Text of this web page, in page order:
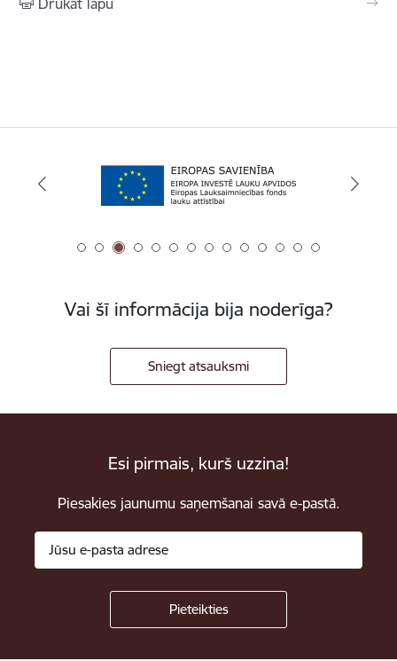
Vai šī informācija bija noderīga?
Sniegt atsauksmi
Esi pirmais, kurš uzzina!
Piesakies jaunumu saņemšanai savā e-pastā.